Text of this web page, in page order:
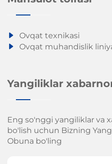
Ovqat texnikasi
Ovqat muhandislik
Yangiliklar
Eng so'nggi yangiliklar va
bo'lish uchun Bizning
Obuna bo'ling